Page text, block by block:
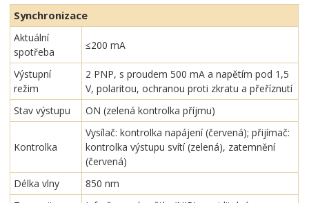
Synchronizace
Aktuální
spotřeba
≤200 mA
Výstupní
režim
2 PNP, s proudem 500 mA a napětím pod 1,5
V, polaritou, ochranou proti zkratu a přeříznutí
Stav výstupu
ON (zelená kontrolka příjmu)
Kontrolka
Vysílač: kontrolka napájení (červená); přijímač:
kontrolka výstupu svítí (zelená), zatemnění
(červená)
Délka vlny
850 nm